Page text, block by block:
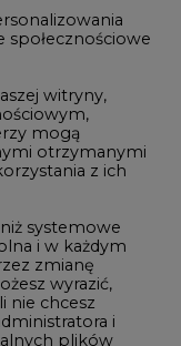
społecznościowe
witryny,
mogą
otrzymanymi
z ich
systemowe
i w każdym
zmianę
wyrazić,
nie chcesz
i
plików